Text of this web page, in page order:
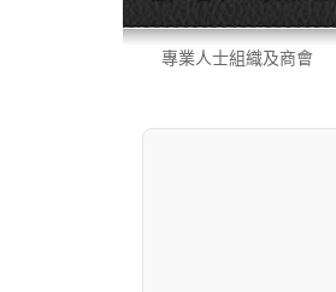
專業人士組織及商會